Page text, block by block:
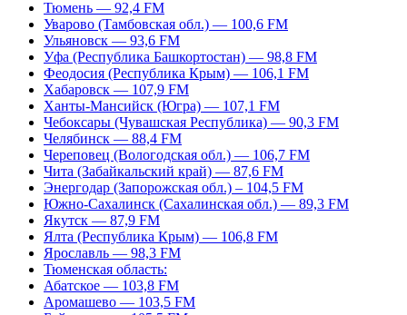
Тюмень — 92,4 FM
Уварово (Тамбовская обл.) — 100,6 FM
Ульяновск — 93,6 FM
Уфа (Республика Башкортостан) — 98,8 FM
Феодосия (Республика Крым) — 106,1 FM
Хабаровск — 107,9 FM
Ханты-Мансийск (Югра) — 107,1 FM
Чебоксары (Чувашская Республика) — 90,3 FM
Челябинск — 88,4 FM
Череповец (Вологодская обл.) — 106,7 FM
Чита (Забайкальский край) — 87,6 FM
Энергодар (Запорожская обл.) – 104,5 FM
Южно-Сахалинск (Сахалинская обл.) — 89,3 FM
Якутск — 87,9 FM
Ялта (Республика Крым) — 106,8 FM
Ярославль — 98,3 FM
Тюменская область:
Абатское — 103,8 FM
Аромашево — 103,5 FM